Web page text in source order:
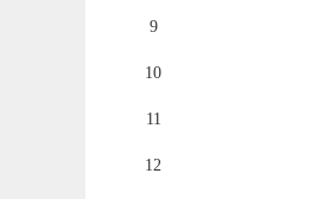
9
10
11
12